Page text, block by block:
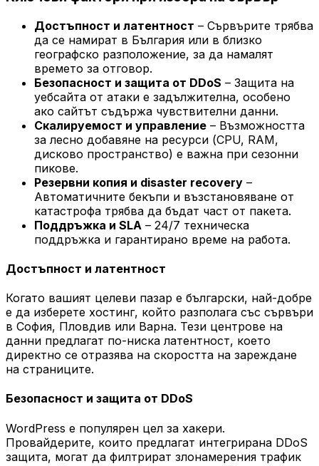
Достъпност и латентност – Сървърите трябва
да се намират в България или в близко
географско разположение, за да намалят
времето за отговор.
Безопасност и защита от DDoS – Защита на
уебсайта от атаки е задължителна, особено
ако сайтът съдържа чувствителни данни.
Скалируемост и управление – Възможността
за лесно добавяне на ресурси (CPU, RAM,
дисково пространство) е важна при сезонни
пикове.
Резервни копия и disaster recovery –
Автоматичните бекъпи и възстановяване от
катастрофа трябва да бъдат част от пакета.
Поддръжка и SLA – 24/7 техническа
поддръжка и гарантирано време на работа.
Достъпност и латентност
Когато вашият целеви пазар е български, най-добре
е да изберете хостинг, който разполага със сървъри
в София, Пловдив или Варна. Тези центрове на
данни предлагат по-ниска латентност, което
директно се отразява на скоростта на зареждане
на страниците.
Безопасност и защита от DDoS
WordPress е популярен цел за хакери.
Провайдерите, които предлагат интегрирана DDoS
защита, могат да филтрират злонамерения трафик